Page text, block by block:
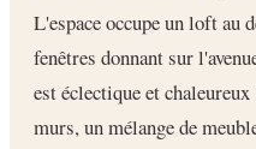
L'espace occupe un loft au
fenêtres donnant sur
est éclectique et
murs, un mélange de